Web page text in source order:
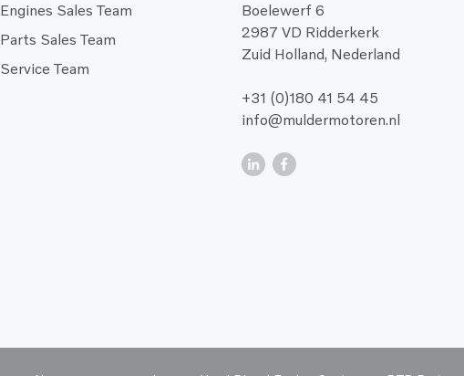
Engines Sales Team
Parts Sales Team
Service Team
Boelewerf 6
2987 VD Ridderkerk
Zuid Holland, Nederland
+31 (0)180 41 54 45
info@muldermotoren.nl